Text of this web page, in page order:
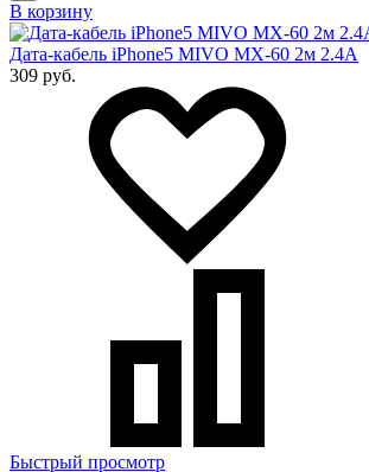
В корзину
Дата-кабель iPhone5 MIVO MX-60 2м 2.4А
309 руб.
Быстрый просмотр